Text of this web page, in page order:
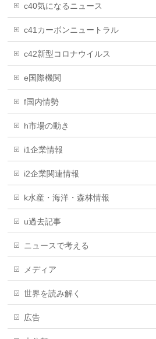
c40気になるニュース
c41カーボンニュートラル
c42新型コロナウイルス
e国際機関
f国内情勢
h市場の動き
i1企業情報
i2企業関連情報
k水産・海洋・森林情報
u過去記事
ニュースで考える
メディア
世界を読み解く
広告